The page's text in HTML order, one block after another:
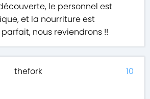
le personnel est
et la nourriture est
parfait, nous reviendrons !!
thefork 10